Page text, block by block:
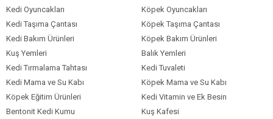
Kedi Oyuncakları
Köpek Oyuncakları
Kedi Taşıma Çantası
Köpek Taşıma Çantası
Kedi Bakım Ürünleri
Köpek Bakım Ürünleri
Kuş Yemleri
Balık Yemleri
Kedi Tırmalama Tahtası
Kedi Tuvaleti
Kedi Mama ve Su Kabı
Köpek Mama ve Su Kabı
Köpek Eğitim Ürünleri
Kedi Vitamin ve Ek Besin
Bentonit Kedi Kumu
Kuş Kafesi